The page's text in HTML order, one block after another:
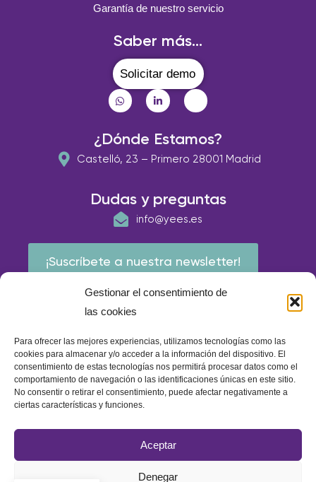
Gestionar el consentimiento de
las cookies
Para ofrecer las mejores experiencias, utilizamos tecnologías como las
cookies para almacenar y/o acceder a la información del dispositivo. El
consentimiento de estas tecnologías nos permitirá procesar datos como el
comportamiento de navegación o las identificaciones únicas en este sitio.
No consentir o retirar el consentimiento, puede afectar negativamente a
ciertas características y funciones.
Aceptar
Denegar
Garantía de nuestro servicio
Saber más...
Solicitar demo
¿Dónde Estamos?
Castelló, 23 – Primero 28001 Madrid
Dudas y preguntas
info@yees.es
¡Suscríbete a nuestra newsletter!
Política de calidadPolítica de cookiesAviso Legal
Política de privacidad